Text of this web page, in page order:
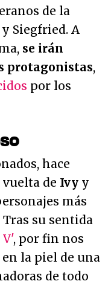
de la
Siegfried. A
se irán
protagonistas,
por los
hace
de Ivy y
más
Tras su sentida
, por fin nos
la piel de una
de todo